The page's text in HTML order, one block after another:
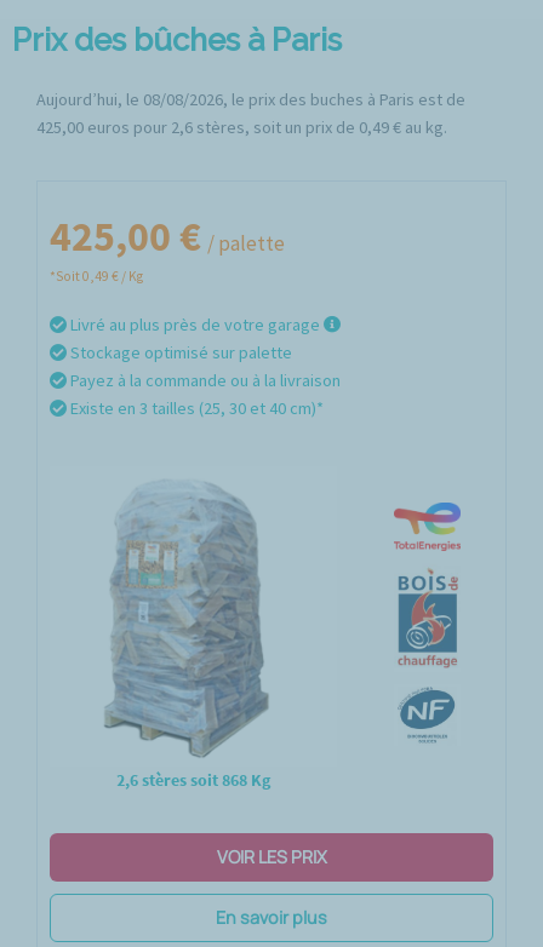
Prix des bûches à Paris
Aujourd’hui, le 08/08/2026, le prix des buches à Paris est de
425,00 euros pour 2,6 stères, soit un prix de 0,49 € au kg.
2,6 stères soit 868 Kg
425,00 € / palette
*Soit 0,49 € / Kg
Livré au plus près de votre garage
Stockage optimisé sur palette
Payez à la commande ou à la livraison
Existe en 3 tailles (25, 30 et 40 cm)*
VOIR LES PRIX
En savoir plus